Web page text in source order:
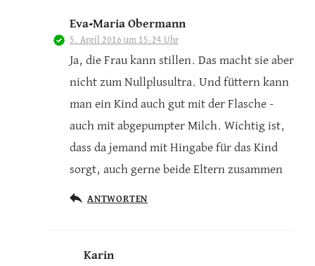
Eva-Maria Obermann
5. April 2016 um 15:24 Uhr
Ja, die Frau kann stillen. Das macht sie aber
nicht zum Nullplusultra. Und füttern kann
man ein Kind auch gut mit der Flasche -
auch mit abgepumpter Milch. Wichtig ist,
dass da jemand mit Hingabe für das Kind
sorgt, auch gerne beide Eltern zusammen
ANTWORTEN
Karin